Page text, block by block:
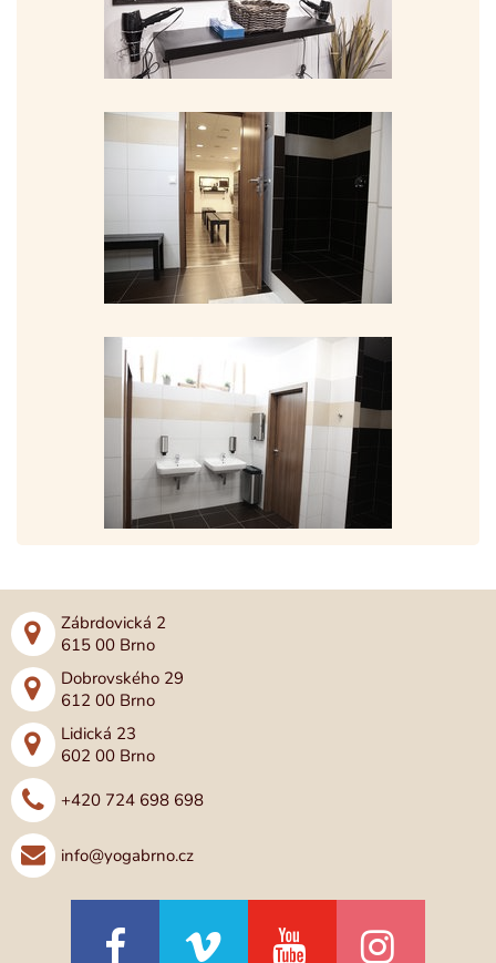
Zábrdovická 2
615 00 Brno
Dobrovského 29
612 00 Brno
Lidická 23
602 00 Brno
+420 724 698 698
info@yogabrno.cz